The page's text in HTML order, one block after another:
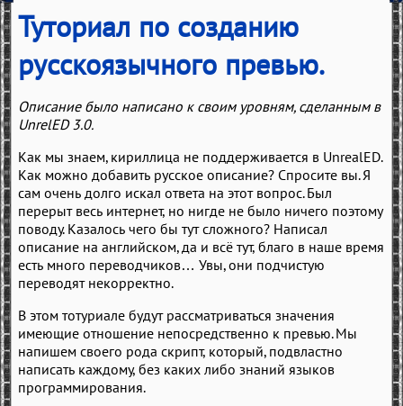
Туториал по созданию
русскоязычного превью.
Описание было написано к своим уровням, сделанным в
UnrelED 3.0.
Как мы знаем, кириллица не поддерживается в UnrealED.
Как можно добавить русское описание? Спросите вы. Я
сам очень долго искал ответа на этот вопрос. Был
перерыт весь интернет, но нигде не было ничего поэтому
поводу. Казалось чего бы тут сложного? Написал
описание на английском, да и всё тут, благо в наше время
есть много переводчиков… Увы, они подчистую
переводят некорректно.
В этом тотуриале будут рассматриваться значения
имеющие отношение непосредственно к превью. Мы
напишем своего рода скрипт, который, подвластно
написать каждому, без каких либо знаний языков
программирования.